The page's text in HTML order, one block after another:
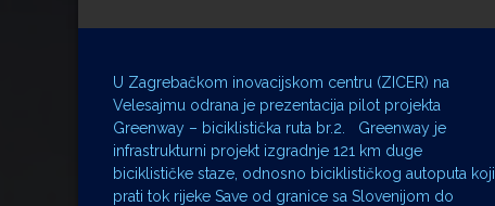
U Zagrebačkom inovacijskom centru (ZICER) na
Velesajmu odrana je prezentacija pilot projekta
Greenway – biciklistička ruta br.2. Greenway je
infrastrukturni projekt izgradnje 121 km duge
biciklističke staze, odnosno biciklističkog autoputa koji
prati tok rijeke Save od granice sa Slovenijom do